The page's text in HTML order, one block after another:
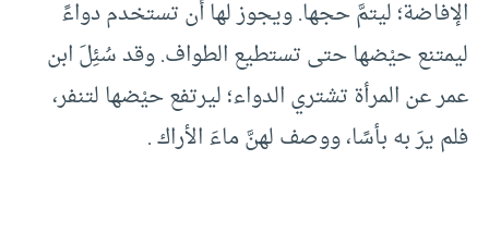
الإفاضة؛ ليتمَّ حجها. ويجوز لها أن تستخدم دواءً
ليمتنع حيْضها حتى تستطيع الطواف. وقد سُئِلَ ابن
عمر عن المرأة تشتري الدواء؛ ليرتفع حيْضها لتنفر،
فلم يرَ به بأسًا، ووصف لهنَّ ماءَ الأراك .